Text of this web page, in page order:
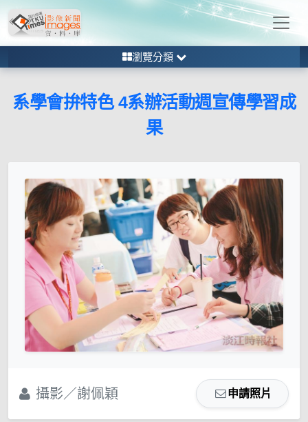
瀏覽分類
系學會拚特色 4系辦活動週宣傳學習成
果
攝影／謝佩穎 申請照片